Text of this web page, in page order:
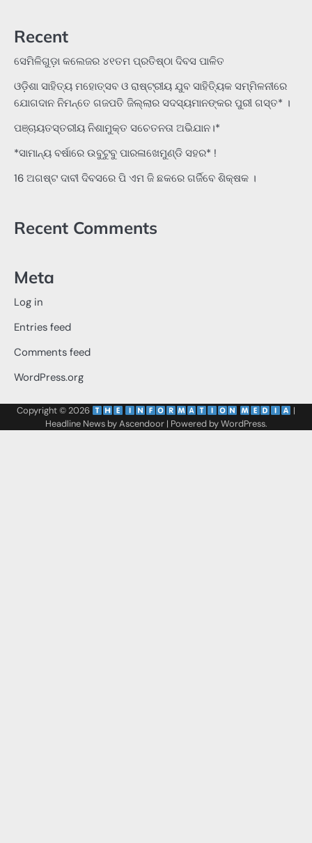
Recent
ସେମିଳିଗୁଡ଼ା କଲେଜର ୪୧ତମ ପ୍ରତିଷ୍ଠା ଦିବସ ପାଳିତ
ଓଡ଼ିଶା ସାହିତ୍ୟ ମହୋତ୍ସବ ଓ ରାଷ୍ଟ୍ରୀୟ ଯୁବ ସାହିତ୍ୟିକ ସମ୍ମିଳନୀରେ
ଯୋଗଦାନ ନିମନ୍ତେ ଗଜପତି ଜିଲ୍ଲାର ସଦସ୍ୟମାନଙ୍କର ପୁରୀ ଗସ୍ତ* ।
ପଞ୍ଚାୟତସ୍ତରୀୟ ନିଶାମୁକ୍ତ ସଚେତନତା ଅଭିଯାନ।*
*ସାମାନ୍ୟ ବର୍ଷାରେ ଉବୁଟୁବୁ ପାରଳାଖେମୁଣ୍ଡି ସହର* !
16 ଅଗଷ୍ଟ ଦାବୀ ଦିବସରେ ପି ଏମ ଜି ଛକରେ ଗର୍ଜିବେ ଶିକ୍ଷକ ।
Recent Comments
Meta
Log in
Entries feed
Comments feed
WordPress.org
Copyright © 2026
|
Headline News byAscendoor| Powered byWordPress.